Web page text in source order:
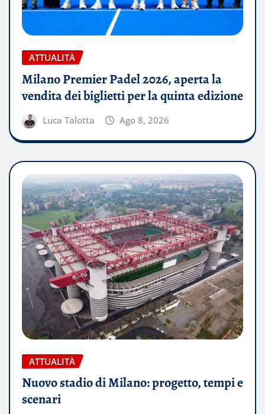
ATTUALITÀ
Milano Premier Padel 2026, aperta la
vendita dei biglietti per la quinta edizione
Luca Talotta Ago 8, 2026
ATTUALITÀ
Nuovo stadio di Milano: progetto, tempi e
scenari